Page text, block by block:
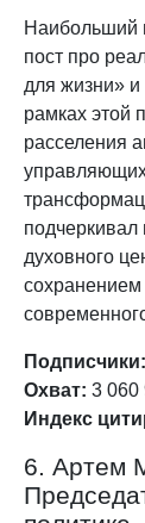
Наибольший
пост про
для жизни» и
рамках этой
расселения
подчеркивал
духовного
сохранением
Подписчики:
Охват: 3 060
Индекс
6. Артем